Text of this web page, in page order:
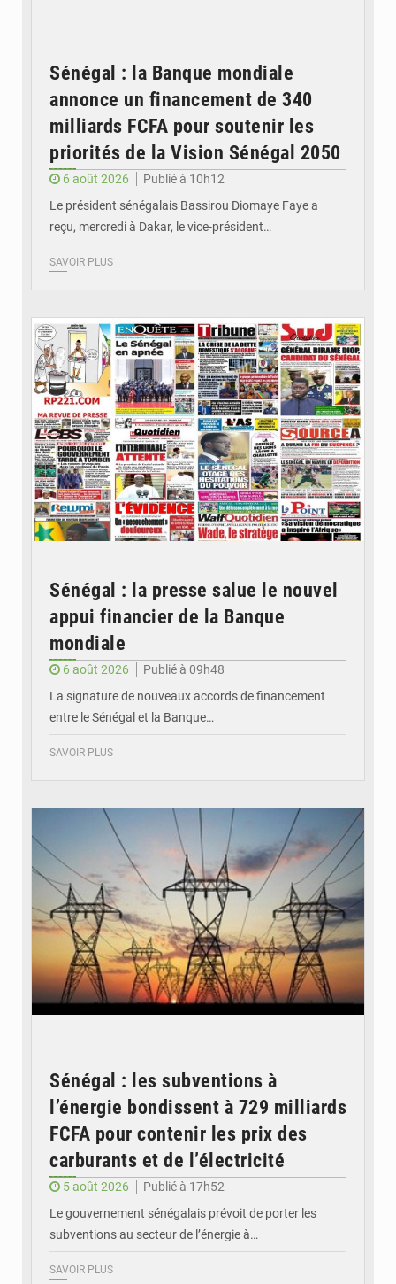
Sénégal : la Banque mondiale
annonce un financement de 340
milliards FCFA pour soutenir les
priorités de la Vision Sénégal 2050
6 août 2026
Publié à 10h12
Le président sénégalais Bassirou Diomaye Faye a
reçu, mercredi à Dakar, le vice-président…
SAVOIR PLUS
Sénégal : la presse salue le nouvel
appui financier de la Banque
mondiale
6 août 2026
Publié à 09h48
La signature de nouveaux accords de financement
entre le Sénégal et la Banque…
SAVOIR PLUS
Sénégal : les subventions à
l’énergie bondissent à 729 milliards
FCFA pour contenir les prix des
carburants et de l’électricité
5 août 2026
Publié à 17h52
Le gouvernement sénégalais prévoit de porter les
subventions au secteur de l’énergie à…
SAVOIR PLUS